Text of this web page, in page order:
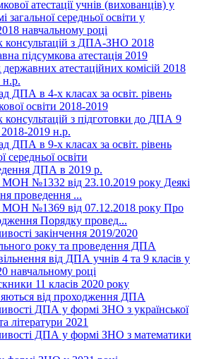
атестації учнів (вихованців) у
загальної середньої освіти у
навчальному році
консультацій з ДПА-ЗНО 2018
підсумкова атестація 2019
атестаційних комісій 2018
н.р.
ДПА в 4-х класах за освіт. рівень
освіти 2018-2019
консультацій з підготовки до ДПА 9
2019 н.р.
ДПА в 9-х класах за освіт. рівень
середньої освіти
ДПА в 2019 р.
МОН №1332 від 23.10.2019 року Деякі
проведення ...
МОН №1369 від 07.12.2018 року Про
Порядку провед...
закінчення 2019/2020
року та проведення ДПА
від ДПА учнів 4 та 9 класів у
навчальному році
11 класів 2020 року
від проходження ДПА
ДПА у формі ЗНО з української
літератури 2021
ДПА у формі ЗНО з математики